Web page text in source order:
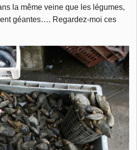
la même veine que les légumes,
géantes…. Regardez-moi ces